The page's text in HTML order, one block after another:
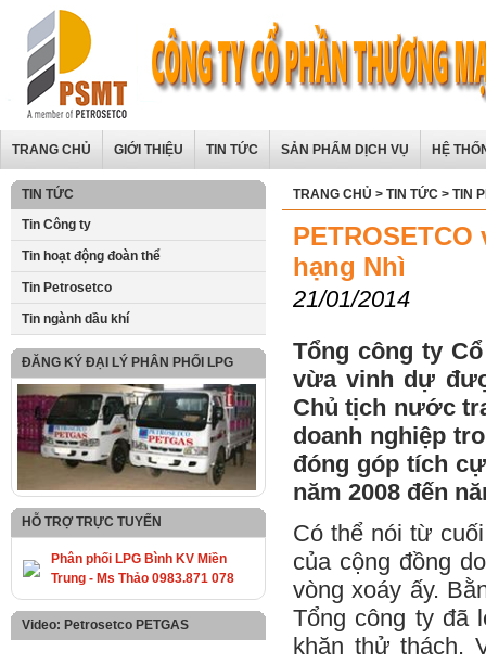
TRANG CHỦ GIỚI THIỆU TIN TỨC SẢN PHẨM DỊCH VỤ HỆ
TIN TỨC
Tin Công ty
Tin hoạt động đoàn thể
Tin Petrosetco
Tin ngành dầu khí
ĐĂNG KÝ ĐẠI LÝ PHÂN PHỐI LPG
HỖ TRỢ TRỰC TUYẾN
Phân phối LPG Bình KV Miền
Trung - Ms Thảo 0983.871 078
Video: Petrosetco PETGAS
TRANG CHỦ > TIN TỨC > TIN
hạng Nhì
21/01/2014
Tổng công ty
vừa vinh dự
Chủ tịch nước
doanh nghiệp
đóng góp tích
năm 2008 đến
Có thể nói từ
của cộng đồng
vòng xoáy ấy.
Tổng công ty đã
khăn thử thách.